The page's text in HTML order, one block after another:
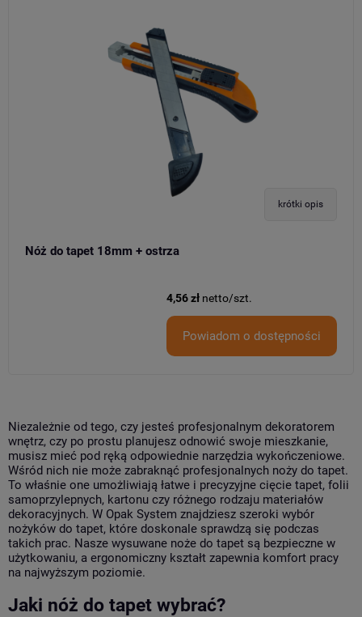
krótki opis
Nóż do tapet 18mm + ostrza
4,56 zł netto/szt.
Powiadom o dostępności
Niezależnie od tego, czy jesteś profesjonalnym dekoratorem
wnętrz, czy po prostu planujesz odnowić swoje mieszkanie,
musisz mieć pod ręką odpowiednie narzędzia wykończeniowe.
Wśród nich nie może zabraknąć profesjonalnych noży do tapet.
To właśnie one umożliwiają łatwe i precyzyjne cięcie tapet, folii
samoprzylepnych, kartonu czy różnego rodzaju materiałów
dekoracyjnych. W Opak System znajdziesz szeroki wybór
nożyków do tapet, które doskonale sprawdzą się podczas
takich prac. Nasze wysuwane noże do tapet są bezpieczne w
użytkowaniu, a ergonomiczny kształt zapewnia komfort pracy
na najwyższym poziomie.
Jaki nóż do tapet wybrać?